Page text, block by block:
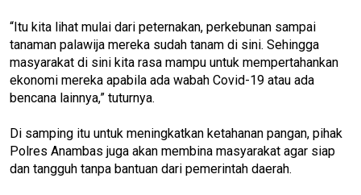
“Itu kita lihat mulai dari peternakan, perkebunan sampai
tanaman palawija mereka sudah tanam di sini. Sehingga
masyarakat di sini kita rasa mampu untuk mempertahankan
ekonomi mereka apabila ada wabah Covid-19 atau ada
bencana lainnya,” tuturnya.
Di samping itu untuk meningkatkan ketahanan pangan, pihak
Polres Anambas juga akan membina masyarakat agar siap
dan tangguh tanpa bantuan dari pemerintah daerah.